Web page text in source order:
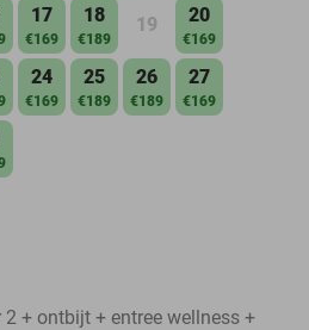
17
€169
18
€189
19 20
€169
24
€169
25
€189
26
€189
27
€169
+ ontbijt + entree wellness +